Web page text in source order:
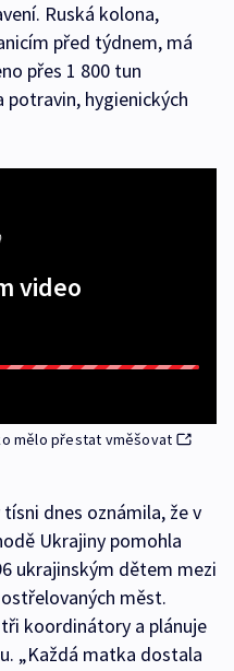
Ruská kolona,
před týdnem, má
přes 1 800 tun
hygienických
video
mělo přestat vměšovat
dnes oznámila, že v
Ukrajiny pomohla
ukrajinským dětem mezi
měst.
koordinátory a plánuje
„Každá matka dostala